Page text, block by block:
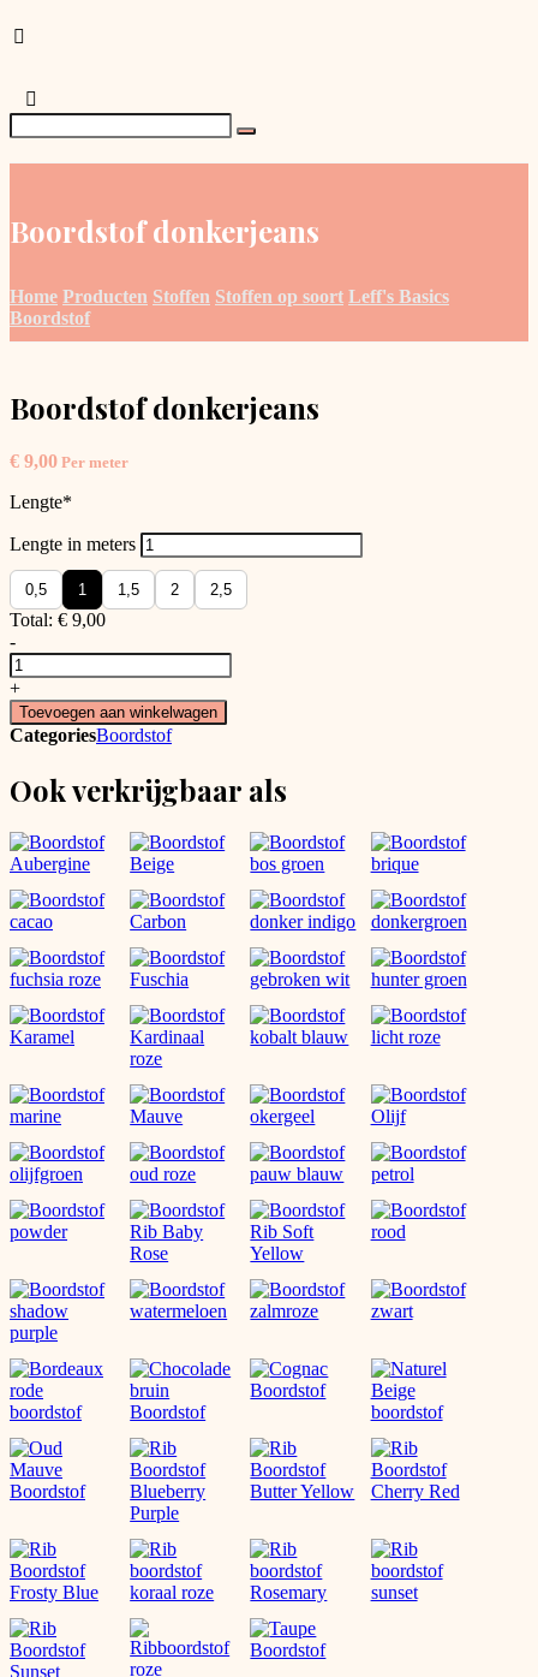
Boordstof donkerjeans
Home Producten Stoffen Stoffen op soort Leff's Basics
Boordstof
Boordstof donkerjeans
€ 9,00 Per meter
Lengte*
Lengte in meters
0,5 1 1,5 2 2,5
Total: € 9,00
-
Boordstof
donkerjeans
aantal
+
Toevoegen aan winkelwagen
CategoriesBoordstof
Ook verkrijgbaar als